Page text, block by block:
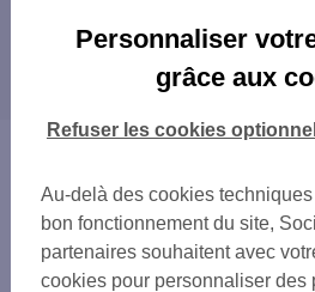
Les distributeurs/automates
départements limitrophes
19 CORRÈZE
46 LOT
48 LOZÈRE
63 PUY-DE-DÔME
Cantal
Personnaliser
grâce aux
Au-delà des cookies
bon fonctionnement du site,
partenaires souhaitent avec
cookies pour personnaliser des
Refuser les cookies